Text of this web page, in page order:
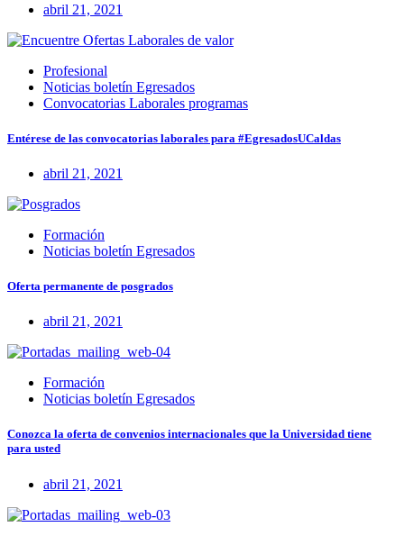
abril 21, 2021
Profesional
Noticias boletín Egresados
Convocatorias Laborales programas
Entérese de las convocatorias laborales para #EgresadosUCaldas
abril 21, 2021
Formación
Noticias boletín Egresados
Oferta permanente de posgrados
abril 21, 2021
Formación
Noticias boletín Egresados
Conozca la oferta de convenios internacionales que la Universidad tiene
para usted
abril 21, 2021